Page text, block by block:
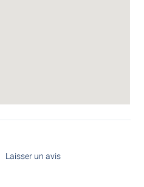
Laisser un avis